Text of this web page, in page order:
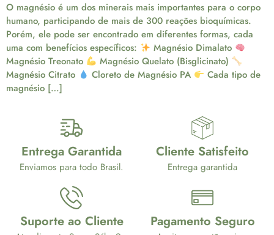
O magnésio é um dos minerais mais importantes para o corpo
humano, participando de mais de 300 reações bioquímicas.
Porém, ele pode ser encontrado em diferentes formas, cada
uma com benefícios específicos:
Magnésio Dimalato
Magnésio Treonato
Magnésio Quelato (Bisglicinato)
Magnésio Citrato
Cloreto de Magnésio PA
Cada tipo de
magnésio […]
Entrega Garantida
Enviamos para todo Brasil.
Cliente Satisfeito
Entrega garantida
Suporte ao Cliente Pagamento Seguro